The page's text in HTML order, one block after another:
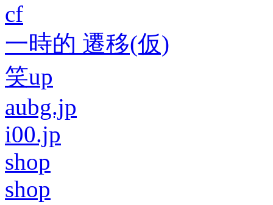
cf
一時的 遷移(仮)
笑up
aubg.jp
i00.jp
shop
shop